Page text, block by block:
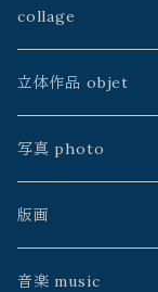
山本佳世
中川ユウヰチ
川島朗
松島智里
雨花
kazeasobi
建石修志
中村淳次
ゲツメン
うたうた星
山本佳世
空中線書局／
銀河通信社
よこやまぺん
鴨沢祐仁
アトリエ
ふじわら工房
雨花
中川ユウヰチ
よりそう
collage
山本佳世
手製本
中川ユウヰチ
松島智里
百瀬靖子
立体作品 objet
久保田昭宏
星野時環
雨花
写真 photo
久保田昭宏
Erico
版画
イイノチエ
音楽 music